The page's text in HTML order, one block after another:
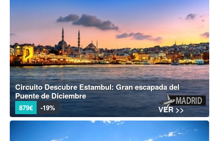
Circuito Descubre Estambul: Gran escapada del
Puente de Diciembre
879€ -19% VER >>